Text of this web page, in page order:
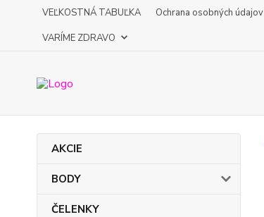
VEĽKOSTNÁ TABUĽKA Ochrana osobných údajov
VARÍME ZDRAVO
AKCIE
BODY
ČELENKY